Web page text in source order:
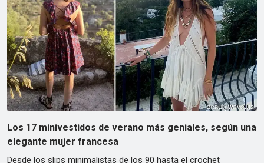
Los 17 minivestidos de verano más geniales, según una
elegante mujer francesa
Desde los slips minimalistas de los 90 hasta el crochet